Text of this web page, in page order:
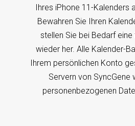
Ihres iPhone 11-Kalenders
Bewahren Sie Ihren
stellen Sie bei Bedarf eine
wieder her. Alle Kalender-
Ihrem persönlichen Konto
Servern von SyncGene
personenbezogenen